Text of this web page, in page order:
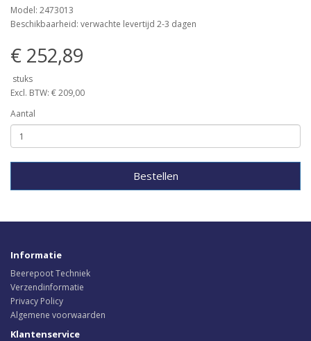
Model: 2473013
Beschikbaarheid: verwachte levertijd 2-3 dagen
€ 252,89
stuks
Excl. BTW: € 209,00
Aantal
Bestellen
Informatie
Beerepoot Techniek
Verzendinformatie
Privacy Policy
Algemene voorwaarden
Klantenservice